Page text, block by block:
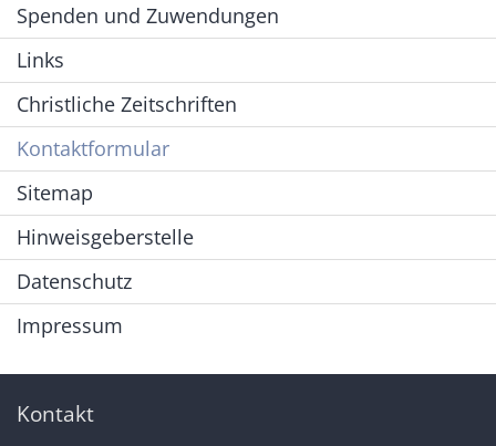
Spenden und Zuwendungen
Links
Christliche Zeitschriften
Kontaktformular
Sitemap
Hinweisgeberstelle
Datenschutz
Impressum
Kontakt